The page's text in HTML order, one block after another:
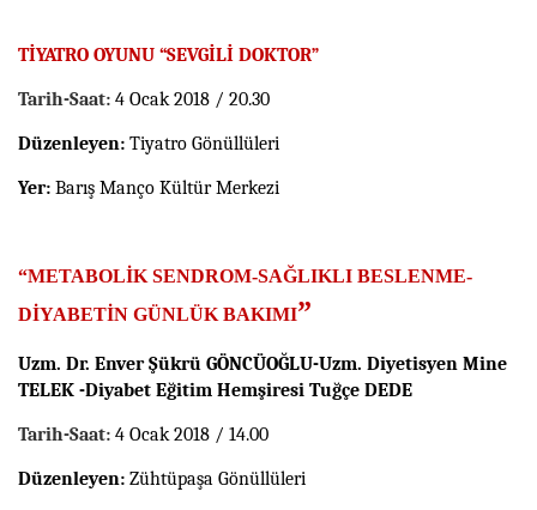
TİYATRO OYUNU “SEVGİLİ DOKTOR”
Tarih-Saat: 4 Ocak 2018 / 20.30
Düzenleyen: Tiyatro Gönüllüleri
Yer: Barış Manço Kültür Merkezi
“METABOLİK SENDROM-SAĞLIKLI BESLENME-
DİYABETİN GÜNLÜK BAKIMI”
Uzm. Dr. Enver Şükrü GÖNCÜOĞLU-Uzm. Diyetisyen Mine
TELEK -Diyabet Eğitim Hemşiresi Tuğçe DEDE
Tarih-Saat: 4 Ocak 2018 / 14.00
Düzenleyen: Zühtüpaşa Gönüllüleri